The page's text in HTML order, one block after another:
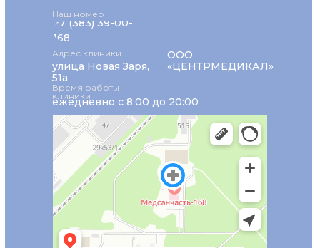
+7 (383) 39-00-
168
Наш номер
ежедневно с 8:00 до 20:00
Время работы
клиники
Адрес клиники
улица Новая Заря,
51а
ООО
«ЦЕНТРМЕДИКАЛ»